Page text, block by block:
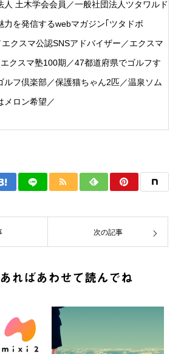
人 土木学会会員／一般社団法人ツタワルド
力を発信するwebマガジン｢ツタドボ
クスマ公認SNSアドバイザー／エクスマ
クスマ塾100期／47都道府県でゴルフす
ルフ倶楽部／保護猫ちゃん2匹／温泉ソム
メロン希望／
次の記事
ればあわせて読んでね